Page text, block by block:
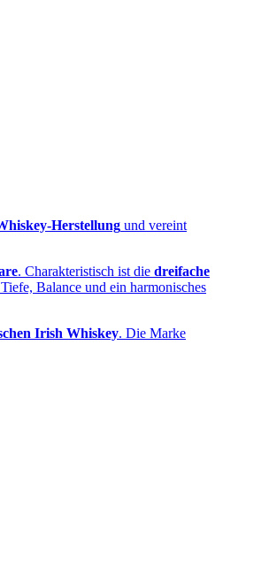
und vereint
. Charakteristisch ist die dreifache
Balance und ein harmonisches
Irish Whiskey. Die Marke